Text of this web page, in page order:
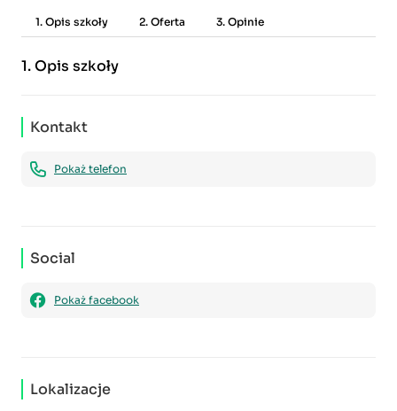
1. Opis szkoły 2. Oferta 3. Opinie
1.Opis szkoły
Kontakt
Pokaż telefon
Social
Pokaż facebook
Lokalizacje